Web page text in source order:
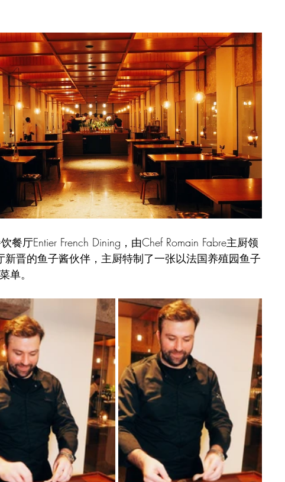
厅Entier French Dining，由Chef Romain Fabre主厨领
晋的鱼子酱伙伴，主厨特制了一张以法国养殖园鱼子
单。